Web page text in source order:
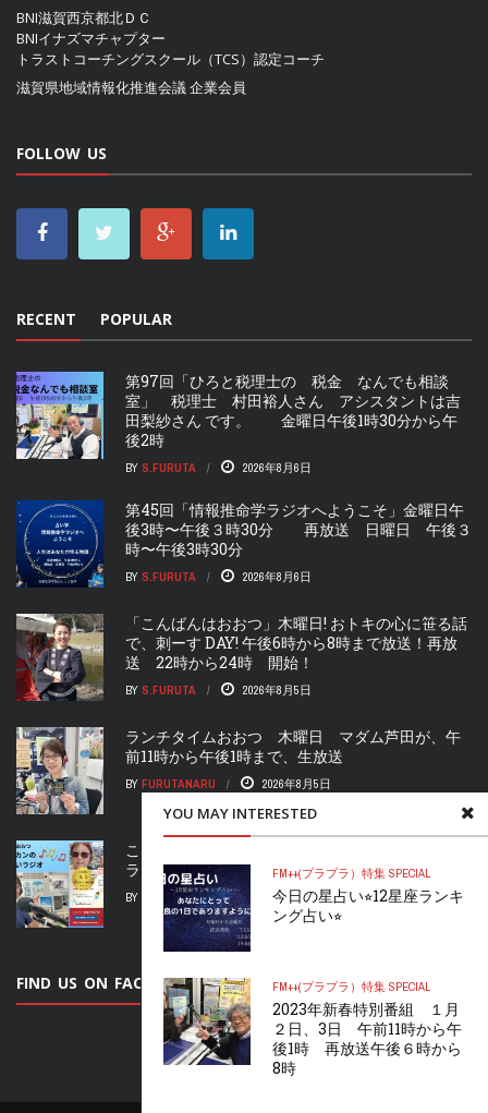
YOU MAY INTERESTED
FM++(プラプラ） 特集 SPECIAL
今日の星占い⭐︎12星座ランキ
ング占い⭐︎
FM++(プラプラ） 特集 SPECIAL
2023年新春特別番組 １月
２日、3日 午前11時から午
後1時 再放送午後６時から
8時
BNI滋賀西京都北ＤＣ
BNIイナズマチャプター
トラストコーチングスクール（TCS）認定コーチ
滋賀県地域情報化推進会議企業会員
FOLLOW US
RECENT POPULAR
第97回「ひろと税理士の 税金 なんでも相談
室」 税理士 村田裕人さん アシスタントは吉
田梨紗さん です。 金曜日午後1時30分から午
後2時
BY S.FURUTA 2026年8月6日
第45回「情報推命学ラジオへようこそ」金曜日午
後3時〜午後３時30分 再放送 日曜日 午後３
時〜午後3時30分
BY S.FURUTA 2026年8月6日
「こんばんはおおつ」木曜日! おトキの心に笹る話
で、刺ーす DAY! 午後6時から8時まで放送！再放
送 22時から24時 開始！
BY S.FURUTA 2026年8月5日
ランチタイムおおつ 木曜日 マダム芦田が、午
前11時から午後1時まで、生放送
BY FURUTANARU 2026年8月5日
こんばんはおおつ 水曜日 “ヒラカンのすいすい
ラジオ” 午後6時スタート！2時間生放送！！
BY FURUTANARU 2026年8月4日
FIND US ON FACEBOOK